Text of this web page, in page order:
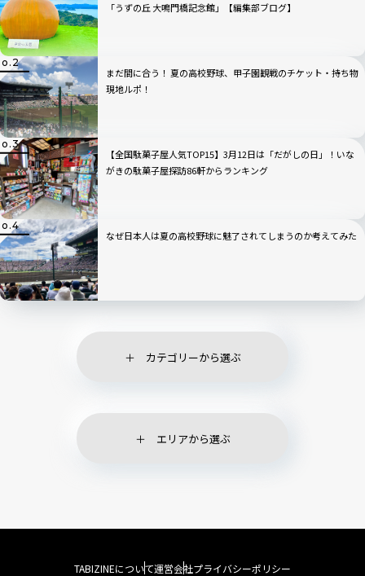
「うずの丘 大鳴門橋記念館」【編集部ブログ】
まだ間に合う！ 夏の高校野球、甲子園観戦のチケット・持ち物
現地ルポ！
【全国駄菓子屋人気TOP15】3月12日は「だがしの日」！いな
がきの駄菓子屋探訪86軒からランキング
なぜ日本人は夏の高校野球に魅了されてしまうのか考えてみた
カテゴリーから選ぶ
エリアから選ぶ
TABIZINEについて運営会社プライバシーポリシー